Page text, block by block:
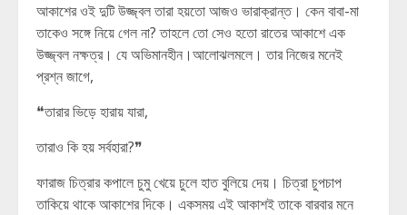
আকাশের ওই দুটি উজ্জ্বল তারা হয়তো আজও ভারাক্রান্ত। কেন বাবা-মা
তাকেও সঙ্গে নিয়ে গেল না? তাহলে তো সেও হতো রাতের আকাশে এক
উজ্জ্বল নক্ষত্র। যে অভিমানহীন।আলোঝলমলে। তার নিজের মনেই
প্রশ্ন জাগে,
❝তারার ভিড়ে হারায় যারা,
তারাও কি হয় সর্বহারা?❞
ফারাজ চিত্রার কপালে চুমু খেয়ে চুলে হাত বুলিয়ে দেয়। চিত্রা চুপচাপ
তাকিয়ে থাকে আকাশের দিকে। একসময় এই আকাশই তাকে বারবার মনে